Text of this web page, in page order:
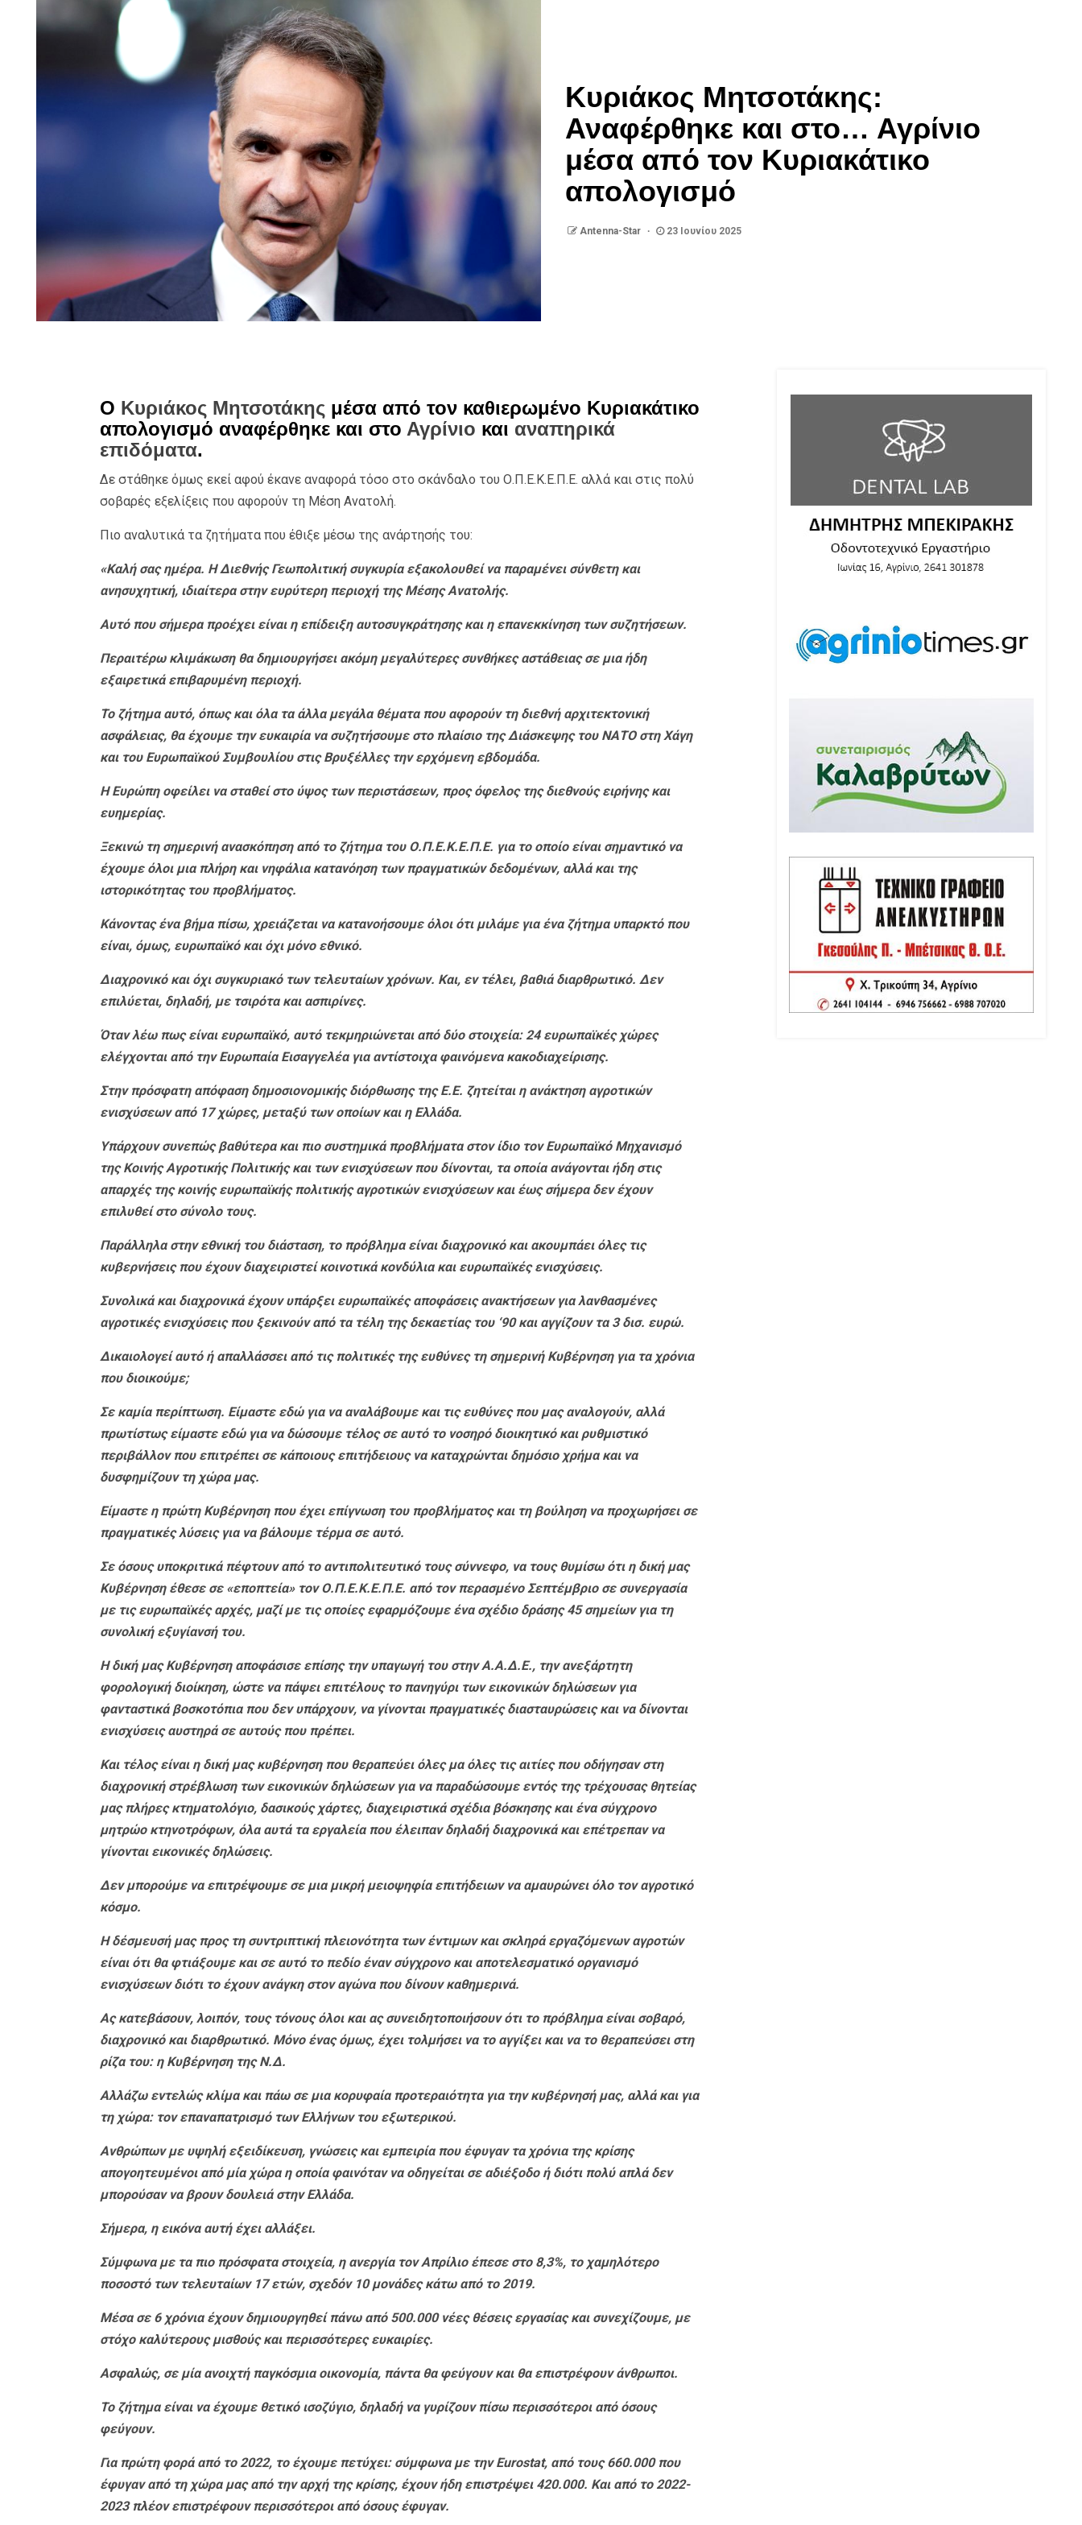
Κυριάκος Μητσοτάκης:
Αναφέρθηκε και στο… Αγρίνιο
μέσα από τον Κυριακάτικο
απολογισμό
Antenna-Star 23 Ιουνίου 2025
Ο Κυριάκος Μητσοτάκηςμέσα από τον καθιερωμένο Κυριακάτικο
απολογισμό αναφέρθηκε και στο Αγρίνιο και αναπηρικά
επιδόματα.
Δε στάθηκε όμως εκεί αφού έκανε αναφορά τόσο στο σκάνδαλο του Ο.Π.Ε.Κ.Ε.Π.Ε. αλλά και στις πολύ
σοβαρές εξελίξεις που αφορούν τη Μέση Ανατολή.
Πιο αναλυτικά τα ζητήματα που έθιξε μέσω της ανάρτησής του:
«Καλή σας ημέρα. Η Διεθνής Γεωπολιτική συγκυρία εξακολουθεί να παραμένει σύνθετη και
ανησυχητική, ιδιαίτερα στην ευρύτερη περιοχή της Μέσης Ανατολής.
Αυτό που σήμερα προέχει είναι η επίδειξη αυτοσυγκράτησης και η επανεκκίνηση των συζητήσεων.
Περαιτέρω κλιμάκωση θα δημιουργήσει ακόμη μεγαλύτερες συνθήκες αστάθειας σε μια ήδη
εξαιρετικά επιβαρυμένη περιοχή.
Το ζήτημα αυτό, όπως και όλα τα άλλα μεγάλα θέματα που αφορούν τη διεθνή αρχιτεκτονική
ασφάλειας, θα έχουμε την ευκαιρία να συζητήσουμε στο πλαίσιο της Διάσκεψης του ΝΑΤΟ στη Χάγη
και του Ευρωπαϊκού Συμβουλίου στις Βρυξέλλες την ερχόμενη εβδομάδα.
Η Ευρώπη οφείλει να σταθεί στο ύψος των περιστάσεων, προς όφελος της διεθνούς ειρήνης και
ευημερίας.
Ξεκινώ τη σημερινή ανασκόπηση από το ζήτημα του Ο.Π.Ε.Κ.Ε.Π.Ε. για το οποίο είναι σημαντικό να
έχουμε όλοι μια πλήρη και νηφάλια κατανόηση των πραγματικών δεδομένων, αλλά και της
ιστορικότητας του προβλήματος.
Κάνοντας ένα βήμα πίσω, χρειάζεται να κατανοήσουμε όλοι ότι μιλάμε για ένα ζήτημα υπαρκτό που
είναι, όμως, ευρωπαϊκό και όχι μόνο εθνικό.
Διαχρονικό και όχι συγκυριακό των τελευταίων χρόνων. Και, εν τέλει, βαθιά διαρθρωτικό. Δεν
επιλύεται, δηλαδή, με τσιρότα και ασπιρίνες.
Όταν λέω πως είναι ευρωπαϊκό, αυτό τεκμηριώνεται από δύο στοιχεία: 24 ευρωπαϊκές χώρες
ελέγχονται από την Ευρωπαία Εισαγγελέα για αντίστοιχα φαινόμενα κακοδιαχείρισης.
Στην πρόσφατη απόφαση δημοσιονομικής διόρθωσης της Ε.Ε. ζητείται η ανάκτηση αγροτικών
ενισχύσεων από 17 χώρες, μεταξύ των οποίων και η Ελλάδα.
Υπάρχουν συνεπώς βαθύτερα και πιο συστημικά προβλήματα στον ίδιο τον Ευρωπαϊκό Μηχανισμό
της Κοινής Αγροτικής Πολιτικής και των ενισχύσεων που δίνονται, τα οποία ανάγονται ήδη στις
απαρχές της κοινής ευρωπαϊκής πολιτικής αγροτικών ενισχύσεων και έως σήμερα δεν έχουν
επιλυθεί στο σύνολο τους.
Παράλληλα στην εθνική του διάσταση, το πρόβλημα είναι διαχρονικό και ακουμπάει όλες τις
κυβερνήσεις που έχουν διαχειριστεί κοινοτικά κονδύλια και ευρωπαϊκές ενισχύσεις.
Συνολικά και διαχρονικά έχουν υπάρξει ευρωπαϊκές αποφάσεις ανακτήσεων για λανθασμένες
αγροτικές ενισχύσεις που ξεκινούν από τα τέλη της δεκαετίας του ‘90 και αγγίζουν τα 3 δισ. ευρώ.
Δικαιολογεί αυτό ή απαλλάσσει από τις πολιτικές της ευθύνες τη σημερινή Κυβέρνηση για τα χρόνια
που διοικούμε;
Σε καμία περίπτωση. Είμαστε εδώ για να αναλάβουμε και τις ευθύνες που μας αναλογούν, αλλά
πρωτίστως είμαστε εδώ για να δώσουμε τέλος σε αυτό το νοσηρό διοικητικό και ρυθμιστικό
περιβάλλον που επιτρέπει σε κάποιους επιτήδειους να καταχρώνται δημόσιο χρήμα και να
δυσφημίζουν τη χώρα μας.
Είμαστε η πρώτη Κυβέρνηση που έχει επίγνωση του προβλήματος και τη βούληση να προχωρήσει σε
πραγματικές λύσεις για να βάλουμε τέρμα σε αυτό.
Σε όσους υποκριτικά πέφτουν από το αντιπολιτευτικό τους σύννεφο, να τους θυμίσω ότι η δική μας
Κυβέρνηση έθεσε σε «εποπτεία» τον Ο.Π.Ε.Κ.Ε.Π.Ε. από τον περασμένο Σεπτέμβριο σε συνεργασία
με τις ευρωπαϊκές αρχές, μαζί με τις οποίες εφαρμόζουμε ένα σχέδιο δράσης 45 σημείων για τη
συνολική εξυγίανσή του.
Η δική μας Κυβέρνηση αποφάσισε επίσης την υπαγωγή του στην Α.Α.Δ.Ε., την ανεξάρτητη
φορολογική διοίκηση, ώστε να πάψει επιτέλους το πανηγύρι των εικονικών δηλώσεων για
φανταστικά βοσκοτόπια που δεν υπάρχουν, να γίνονται πραγματικές διασταυρώσεις και να δίνονται
ενισχύσεις αυστηρά σε αυτούς που πρέπει.
Και τέλος είναι η δική μας κυβέρνηση που θεραπεύει όλες μα όλες τις αιτίες που οδήγησαν στη
διαχρονική στρέβλωση των εικονικών δηλώσεων για να παραδώσουμε εντός της τρέχουσας θητείας
μας πλήρες κτηματολόγιο, δασικούς χάρτες, διαχειριστικά σχέδια βόσκησης και ένα σύγχρονο
μητρώο κτηνοτρόφων, όλα αυτά τα εργαλεία που έλειπαν δηλαδή διαχρονικά και επέτρεπαν να
γίνονται εικονικές δηλώσεις.
Δεν μπορούμε να επιτρέψουμε σε μια μικρή μειοψηφία επιτήδειων να αμαυρώνει όλο τον αγροτικό
κόσμο.
Η δέσμευσή μας προς τη συντριπτική πλειονότητα των έντιμων και σκληρά εργαζόμενων αγροτών
είναι ότι θα φτιάξουμε και σε αυτό το πεδίο έναν σύγχρονο και αποτελεσματικό οργανισμό
ενισχύσεων διότι το έχουν ανάγκη στον αγώνα που δίνουν καθημερινά.
Ας κατεβάσουν, λοιπόν, τους τόνους όλοι και ας συνειδητοποιήσουν ότι το πρόβλημα είναι σοβαρό,
διαχρονικό και διαρθρωτικό. Μόνο ένας όμως, έχει τολμήσει να το αγγίξει και να το θεραπεύσει στη
ρίζα του: η Κυβέρνηση της Ν.Δ.
Αλλάζω εντελώς κλίμα και πάω σε μια κορυφαία προτεραιότητα για την κυβέρνησή μας, αλλά και για
τη χώρα: τον επαναπατρισμό των Ελλήνων του εξωτερικού.
Ανθρώπων με υψηλή εξειδίκευση, γνώσεις και εμπειρία που έφυγαν τα χρόνια της κρίσης
απογοητευμένοι από μία χώρα η οποία φαινόταν να οδηγείται σε αδιέξοδο ή διότι πολύ απλά δεν
μπορούσαν να βρουν δουλειά στην Ελλάδα.
Σήμερα, η εικόνα αυτή έχει αλλάξει.
Σύμφωνα με τα πιο πρόσφατα στοιχεία, η ανεργία τον Απρίλιο έπεσε στο 8,3%, το χαμηλότερο
ποσοστό των τελευταίων 17 ετών, σχεδόν 10 μονάδες κάτω από το 2019.
Μέσα σε 6 χρόνια έχουν δημιουργηθεί πάνω από 500.000 νέες θέσεις εργασίας και συνεχίζουμε, με
στόχο καλύτερους μισθούς και περισσότερες ευκαιρίες.
Ασφαλώς, σε μία ανοιχτή παγκόσμια οικονομία, πάντα θα φεύγουν και θα επιστρέφουν άνθρωποι.
Το ζήτημα είναι να έχουμε θετικό ισοζύγιο, δηλαδή να γυρίζουν πίσω περισσότεροι από όσους
φεύγουν.
Για πρώτη φορά από το 2022, το έχουμε πετύχει: σύμφωνα με την Eurostat, από τους 660.000 που
έφυγαν από τη χώρα μας από την αρχή της κρίσης, έχουν ήδη επιστρέψει 420.000. Και από το 2022-
2023 πλέον επιστρέφουν περισσότεροι από όσους έφυγαν.